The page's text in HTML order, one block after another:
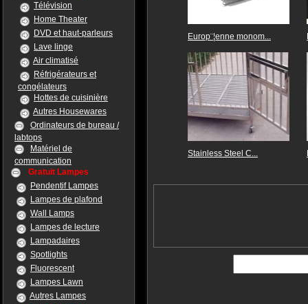
Télévision
Home Theater
DVD et haut-parleurs
Lave linge
Air climatisé
Réfrigérateurs et
congélateurs
Hottes de cuisinière
Autres Housewares
Ordinateurs de bureau /
labtops
Matériel de
communication
Gratuit Lampes
Pendentif Lampes
Lampes de plafond
Wall Lamps
Lampes de lecture
Lampadaires
Spotlights
Fluorescent
Lampes Lawn
Autres Lampes
Europ¨¦enne monom...
Stainless Steel C...